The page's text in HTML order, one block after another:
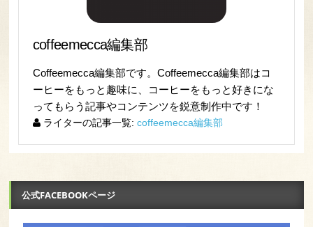
coffeemecca編集部
Coffeemecca編集部です。Coffeemecca編集部はコ
ーヒーをもっと趣味に、コーヒーをもっと好きにな
ってもらう記事やコンテンツを鋭意制作中です！
ライターの記事一覧: coffeemecca編集部
公式FACEBOOKページ